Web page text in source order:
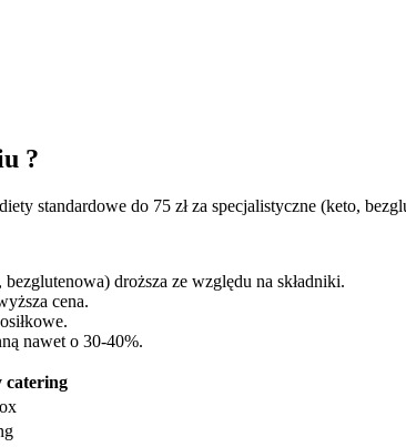
?
standardowe do 75 zł za specjalistyczne (keto,
droższa ze względu na składniki.
cena.
nawet o 30-40%.
catering